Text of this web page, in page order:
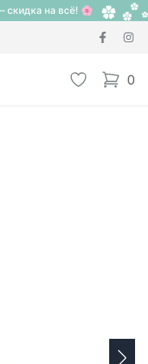
скидка на всё! 🌸
Избранное
0
items